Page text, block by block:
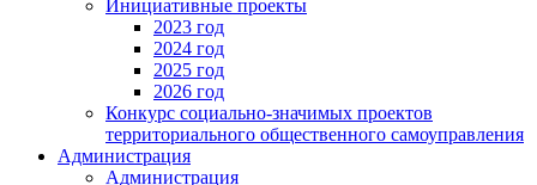
Инициативные проекты
2023 год
2024 год
2025 год
2026 год
Конкурс социально-значимых проектов
территориального общественного самоуправления
Администрация
Администрация